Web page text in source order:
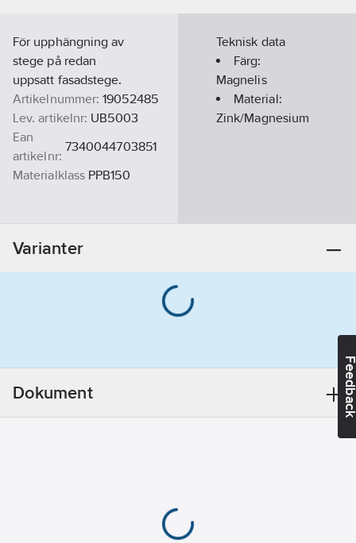
För upphängning av
stege på redan
uppsatt fasadstege.
Artikelnummer: 19052485
Lev. artikelnr: UB5003
Ean
artikelnr:
7340044703851
Materialklass PPB150
Teknisk data
Färg:
Magnelis
Material:
Zink/Magnesium
Varianter
Dokument